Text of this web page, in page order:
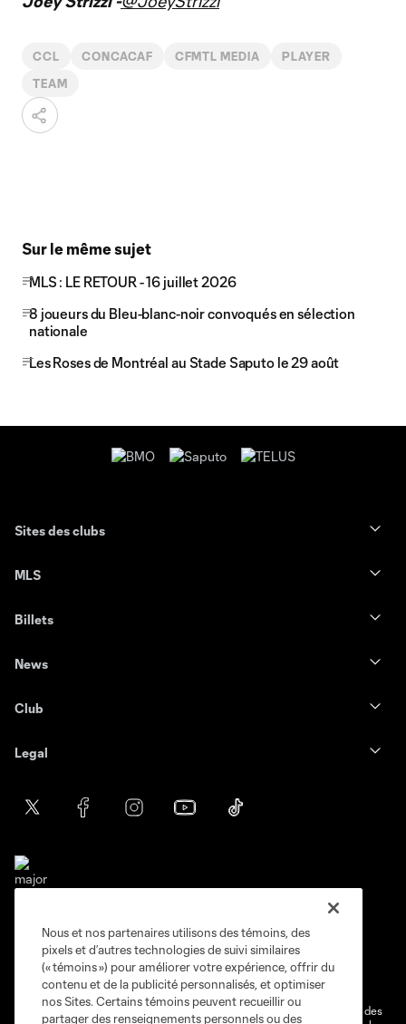
CCL CONCACAF CFMTL MEDIA PLAYER
TEAM
Sur le même sujet
MLS : LE RETOUR - 16 juillet 2026
8 joueurs du Bleu-blanc-noir convoqués en sélection
nationale
Les Roses de Montréal au Stade Saputo le 29 août
Sites des clubs
MLS
Billets
News
Club
Legal
Conditions d'utilisation
Politique de confidentialité
Ne vendez pas et ne partagez pas mes information personnelles.
Paramètres des témoins
@2026 MLS. Le nom et l'écusson Major League Soccer et MLS sont des
Nous et nos partenaires utilisons des témoins, des
pixels et d’autres technologies de suivi similaires
(« témoins ») pour améliorer votre expérience, offrir du
contenu et de la publicité personnalisés, et optimiser
nos Sites. Certains témoins peuvent recueillir ou
partager des renseignements personnels ou des